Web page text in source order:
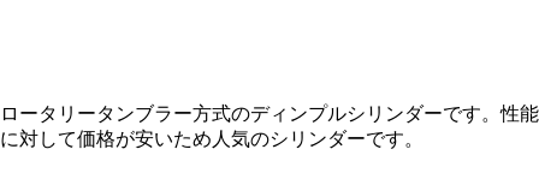
ロータリータンブラー方式のディンプルシリンダーです。性能
に対して価格が安いため人気のシリンダーです。